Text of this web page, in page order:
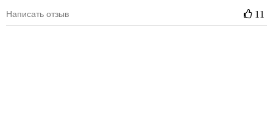
Написать отзыв 11